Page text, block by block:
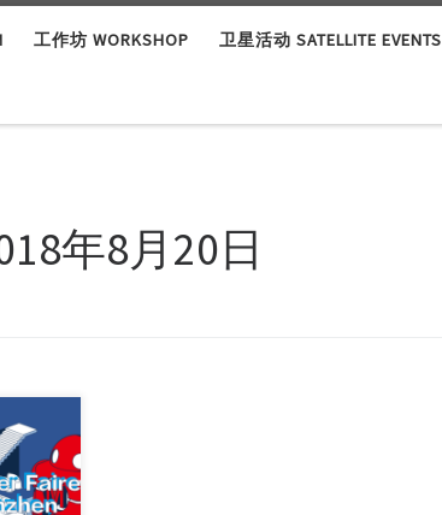
工作坊 WORKSHOP 卫星活动 SATELLITE EVENTS
年8月20日
Place
to
look